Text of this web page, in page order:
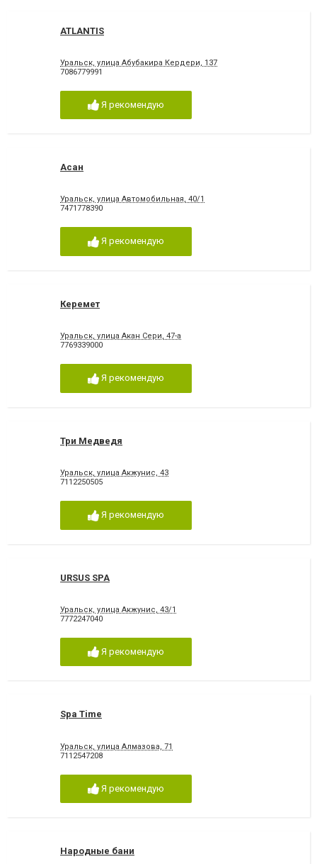
ATLANTIS
Уральск, улица Абубакира Кердери, 137
7086779991
Я рекомендую
Асан
Уральск, улица Автомобильная, 40/1
7471778390
Я рекомендую
Керемет
Уральск, улица Акан Сери, 47-а
7769339000
Я рекомендую
Три Медведя
Уральск, улица Акжунис, 43
7112250505
Я рекомендую
URSUS SPA
Уральск, улица Акжунис, 43/1
7772247040
Я рекомендую
Spa Time
Уральск, улица Алмазова, 71
7112547208
Я рекомендую
Народные бани